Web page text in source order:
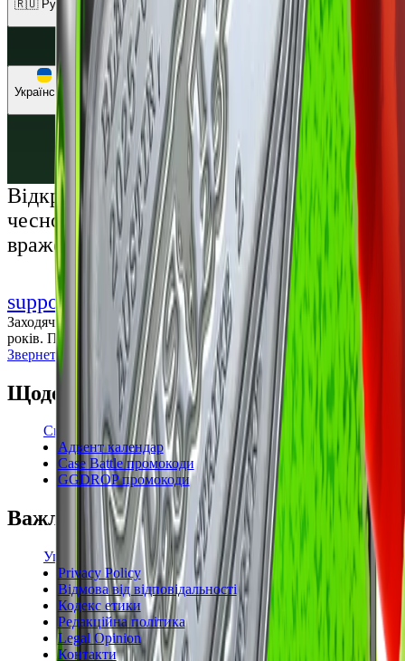
🇷🇺 Рублі (RUB)
🇺🇸 Долари (USD) 🇪🇺 Євро (EUR)
🇷🇺 Рублі (RUB)
🇺🇦 Гривні (UAH)
Українська
Русский
Українська
Відкрий світ преміальних розваг: грай
чесно та насолоджуйся унікальними
враженнями
support@cs-wiki.org
Заходячи на цей сайт, ви підтверджуєте, що виповнилося 18
років. Проблеми із азартними іграми?
Звернеться по допомогу
Щоденні бонуси
Свіжі промокоди
Адвент календар
Case Battle промокоди
GGDROP промокоди
Важлива інформація
Угода користувача
Privacy Policy
Відмова від відповідальності
Кодекс етики
Редакційна політика
Legal Opinion
Контакти